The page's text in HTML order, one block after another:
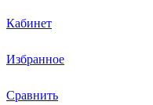
Кабинет
Избранное
Сравнить